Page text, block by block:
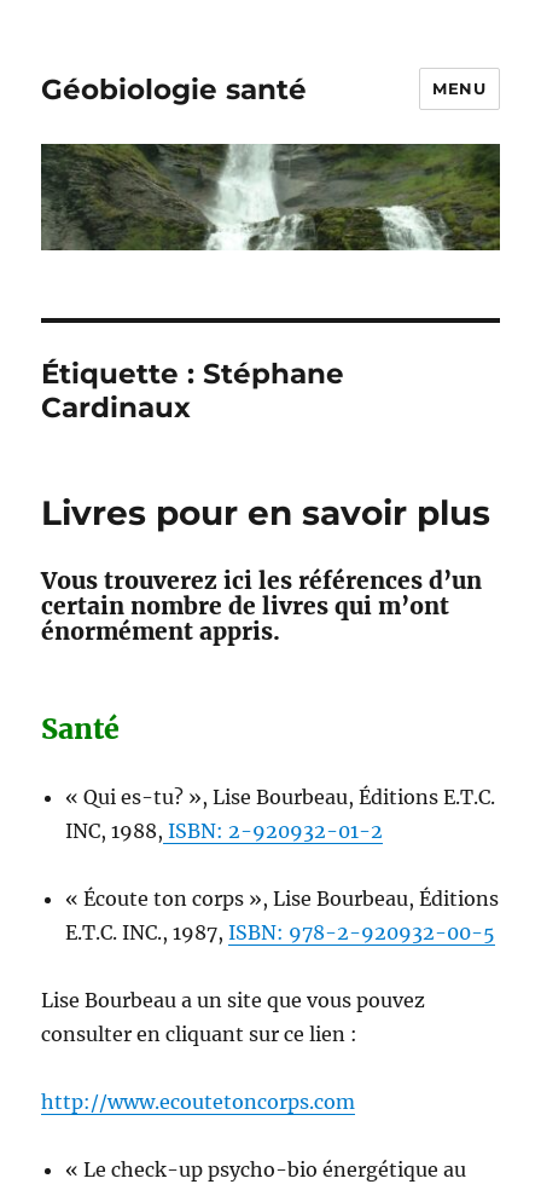
Géobiologie santé MENU
Étiquette :Stéphane
Cardinaux
Livres pour en savoir plus
Vous trouverez ici les références d’un
certain nombre de livres qui m’ont
énormément appris.
Santé
« Qui es-tu? », Lise Bourbeau, Éditions E.T.C.
INC, 1988, ISBN: 2-920932-01-2
« Écoute ton corps », Lise Bourbeau, Éditions
E.T.C. INC., 1987,ISBN: 978-2-920932-00-5
Lise Bourbeau a un site que vous pouvez
consulter en cliquant sur ce lien :
http://www.ecoutetoncorps.com
« Le check-up psycho-bio énergétique au